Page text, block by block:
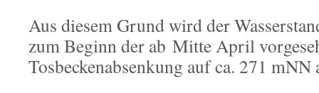
Aus diesem Grund wird der
zum Beginn der ab Mitte April
Tosbeckenabsenkung auf ca. 271 mNN